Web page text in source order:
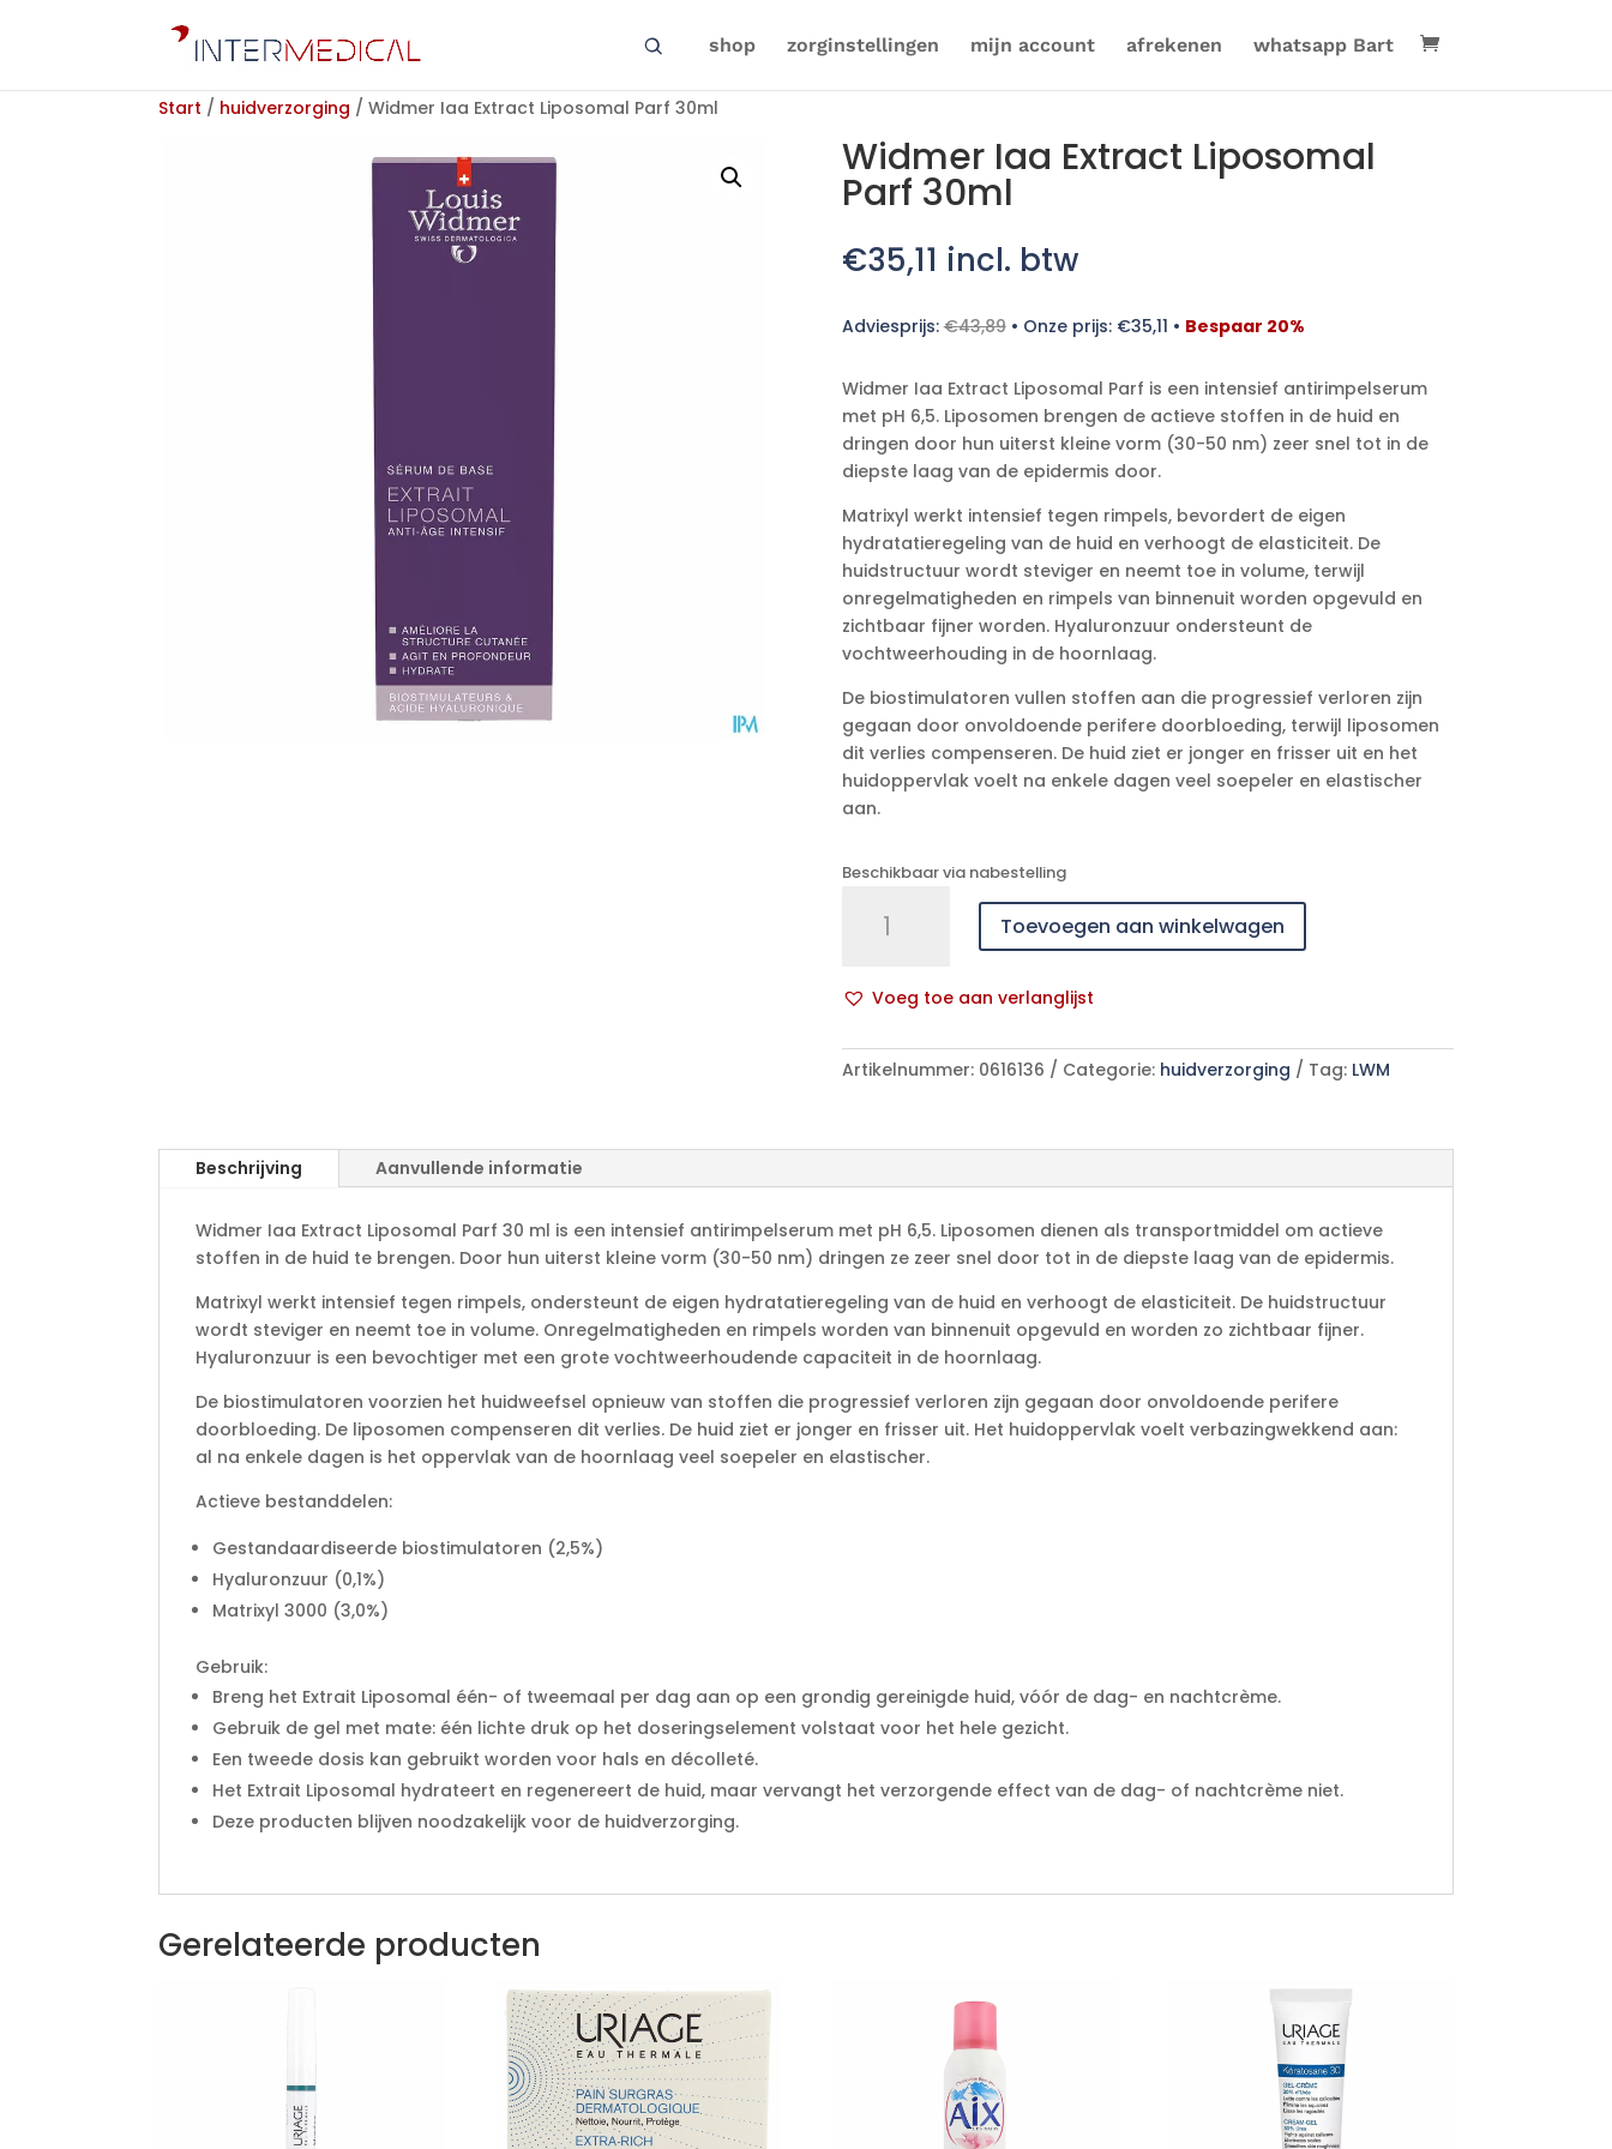
shop zorginstellingen mijn account afrekenen whatsapp Bart
Start / huidverzorging / Widmer Iaa Extract Liposomal Parf 30ml
Widmer Iaa Extract Liposomal
Parf 30ml
€35,11 incl. btw
Adviesprijs:€43,89• Onze prijs: €35,11 • Bespaar 20%
Widmer Iaa Extract Liposomal Parf is een intensief antirimpelserum
met pH 6,5. Liposomen brengen de actieve stoffen in de huid en
dringen door hun uiterst kleine vorm (30-50 nm) zeer snel tot in de
diepste laag van de epidermis door.
Matrixyl werkt intensief tegen rimpels, bevordert de eigen
hydratatieregeling van de huid en verhoogt de elasticiteit. De
huidstructuur wordt steviger en neemt toe in volume, terwijl
onregelmatigheden en rimpels van binnenuit worden opgevuld en
zichtbaar fijner worden. Hyaluronzuur ondersteunt de
vochtweerhouding in de hoornlaag.
De biostimulatoren vullen stoffen aan die progressief verloren zijn
gegaan door onvoldoende perifere doorbloeding, terwijl liposomen
dit verlies compenseren. De huid ziet er jonger en frisser uit en het
huidoppervlak voelt na enkele dagen veel soepeler en elastischer
aan.
Beschikbaar via nabestelling
Parf
aantal
Toevoegen aan winkelwagen
Voeg toe aan verlanglijst
l
t
a
e
:
Artikelnummer: 0616136 Categorie: huidverzorging Tag: LWM
Beschrijving Aanvullende informatie
Widmer Iaa Extract Liposomal Parf 30 ml is een intensief antirimpelserum met pH 6,5. Liposomen dienen als transportmiddel om actieve
stoffen in de huid te brengen. Door hun uiterst kleine vorm (30-50 nm) dringen ze zeer snel door tot in de diepste laag van de epidermis.
Matrixyl werkt intensief tegen rimpels, ondersteunt de eigen hydratatieregeling van de huid en verhoogt de elasticiteit. De huidstructuur
wordt steviger en neemt toe in volume. Onregelmatigheden en rimpels worden van binnenuit opgevuld en worden zo zichtbaar fijner.
Hyaluronzuur is een bevochtiger met een grote vochtweerhoudende capaciteit in de hoornlaag.
De biostimulatoren voorzien het huidweefsel opnieuw van stoffen die progressief verloren zijn gegaan door onvoldoende perifere
doorbloeding. De liposomen compenseren dit verlies. De huid ziet er jonger en frisser uit. Het huidoppervlak voelt verbazingwekkend aan:
al na enkele dagen is het oppervlak van de hoornlaag veel soepeler en elastischer.
Actieve bestanddelen:
Gestandaardiseerde biostimulatoren (2,5%)
Hyaluronzuur (0,1%)
Matrixyl 3000 (3,0%)
Gebruik:
Breng het Extrait Liposomal één- of tweemaal per dag aan op een grondig gereinigde huid, vóór de dag- en nachtcrème.
Gebruik de gel met mate: één lichte druk op het doseringselement volstaat voor het hele gezicht.
Een tweede dosis kan gebruikt worden voor hals en décolleté.
Het Extrait Liposomal hydrateert en regenereert de huid, maar vervangt het verzorgende effect van de dag- of nachtcrème niet.
Deze producten blijven noodzakelijk voor de huidverzorging.
Gerelateerde producten